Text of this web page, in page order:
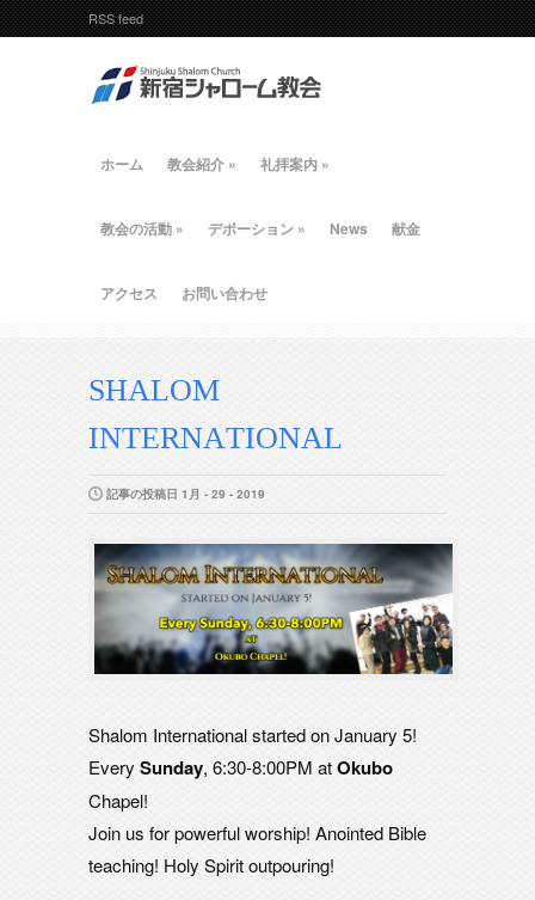
RSS feed
ホーム 教会紹介 » 礼拝案内 »
教会の活動 » デボーション » News 献金
アクセス お問い合わせ
SHALOM
INTERNATIONAL
記事の投稿日 1月 - 29 - 2019
Shalom International started on January 5!
Every Sunday, 6:30-8:00PM atOkubo
Chapel!
Join us for powerful worship! Anointed Bible
teaching! Holy Spirit outpouring!